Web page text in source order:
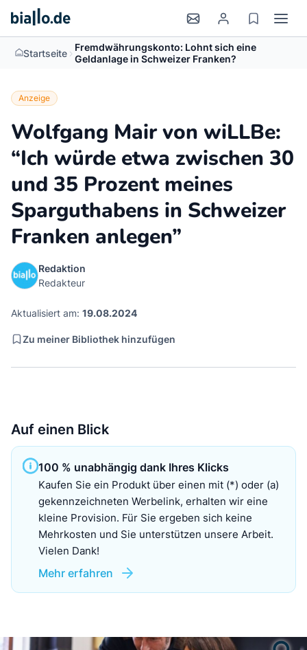
Startseite > Fremdwährungskonto: Lohnt sich eine
Geldanlage in Schweizer Franken?
Anzeige
Wolfgang Mair von wiLLBe:
“Ich würde etwa zwischen 30
und 35 Prozent meines
Sparguthabens in Schweizer
Franken anlegen”
Redaktion
Redakteur
Aktualisiert am: 19.08.2024
Zu meiner Bibliothek hinzufügen
Auf einen Blick
100 % unabhängig dank Ihres Klicks
Kaufen Sie ein Produkt über einen mit (*) oder (a)
gekennzeichneten Werbelink, erhalten wir eine
kleine Provision. Für Sie ergeben sich keine
Mehrkosten und Sie unterstützen unsere Arbeit.
Vielen Dank!
Mehr erfahren